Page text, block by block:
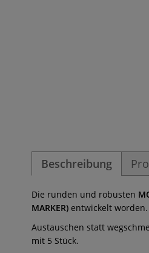
Beschreibung
Die runden und robusten
MARKER) entwickelt worden.
Austauschen statt
mit 5 Stück.